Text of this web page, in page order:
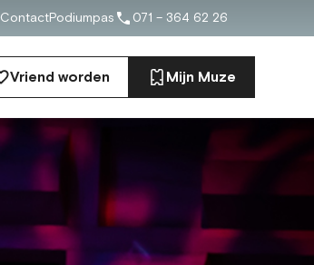
ContactPodiumpas 071 – 364 62 26
Vriend worden Mijn Muze